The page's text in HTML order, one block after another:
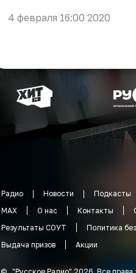
4 февраля 16:00 2020
Радио Новости Подкасты
MAX
О нас Контакты
Результаты СОУТ
Политика
Выдача призов
Акции